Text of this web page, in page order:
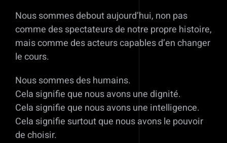
Nous sommes debout aujourd’hui, non pas
comme des spectateurs de notre propre histoire,
mais comme des acteurs capables d’en changer
le cours.
Nous sommes des humains.
Cela signifie que nous avons une dignité.
Cela signifie que nous avons une intelligence.
Cela signifie surtout que nous avons le pouvoir
de choisir.